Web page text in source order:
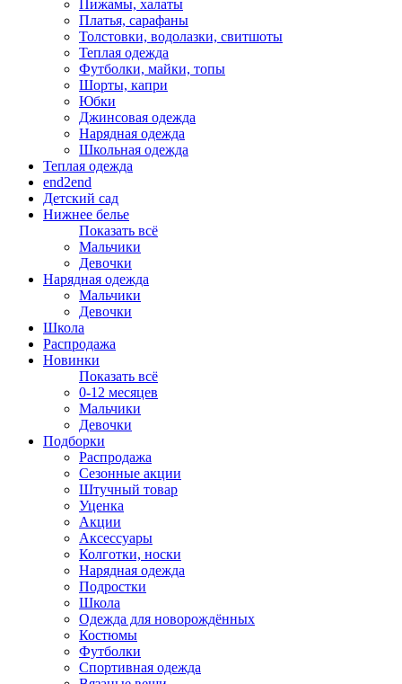
Пижамы, халаты
Платья, сарафаны
Толстовки, водолазки, свитшоты
Теплая одежда
Футболки, майки, топы
Шорты, капри
Юбки
Джинсовая одежда
Нарядная одежда
Школьная одежда
Теплая одежда
end2end
Детский сад
Нижнее белье
Показать всё
Мальчики
Девочки
Нарядная одежда
Мальчики
Девочки
Школа
Распродажа
Новинки
Показать всё
0-12 месяцев
Мальчики
Девочки
Подборки
Распродажа
Сезонные акции
Штучный товар
Уценка
Акции
Аксессуары
Колготки, носки
Нарядная одежда
Подростки
Школа
Одежда для новорождённых
Костюмы
Футболки
Спортивная одежда